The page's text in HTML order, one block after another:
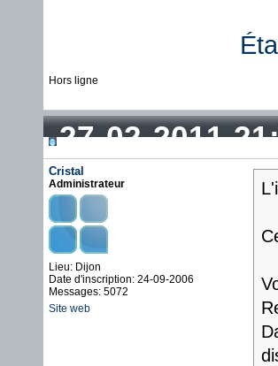
Hors ligne
27-02-2011
Cristal
Administrateur
Lieu: Dijon
Date d'inscription: 24-09-2006
Messages: 5072
Site web